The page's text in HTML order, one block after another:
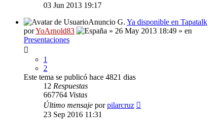
03 Jun 2013 19:17
Anuncio G. Ya disponible en Tapatalk
porYoArnold83
» 26 May 2013 18:49 » en
Presentaciones
1
2
Este tema se publicó hace 4821 dias
12 Respuestas
667764 Vistas
Último mensaje porpilarcruz
23 Sep 2016 11:31